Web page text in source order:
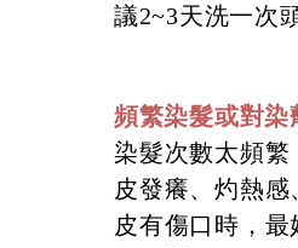
議2~3天洗一次
頻繁染髮或對染
染髮次數太頻
皮發癢、灼熱
皮有傷口時，